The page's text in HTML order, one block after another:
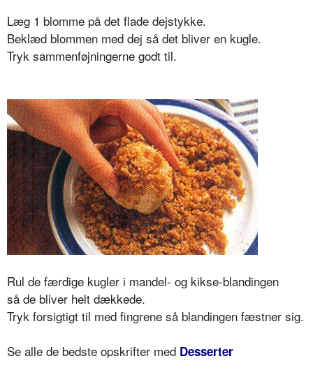
Læg 1 blomme på det flade dejstykke.
Beklæd blommen med dej så det bliver en kugle.
Tryk sammenføjningerne godt til.
Rul de færdige kugler i mandel- og kikse-blandingen
så de bliver helt dækkede.
Tryk forsigtigt til med fingrene så blandingen fæstner sig.
Se alle de bedste opskrifter med Desserter